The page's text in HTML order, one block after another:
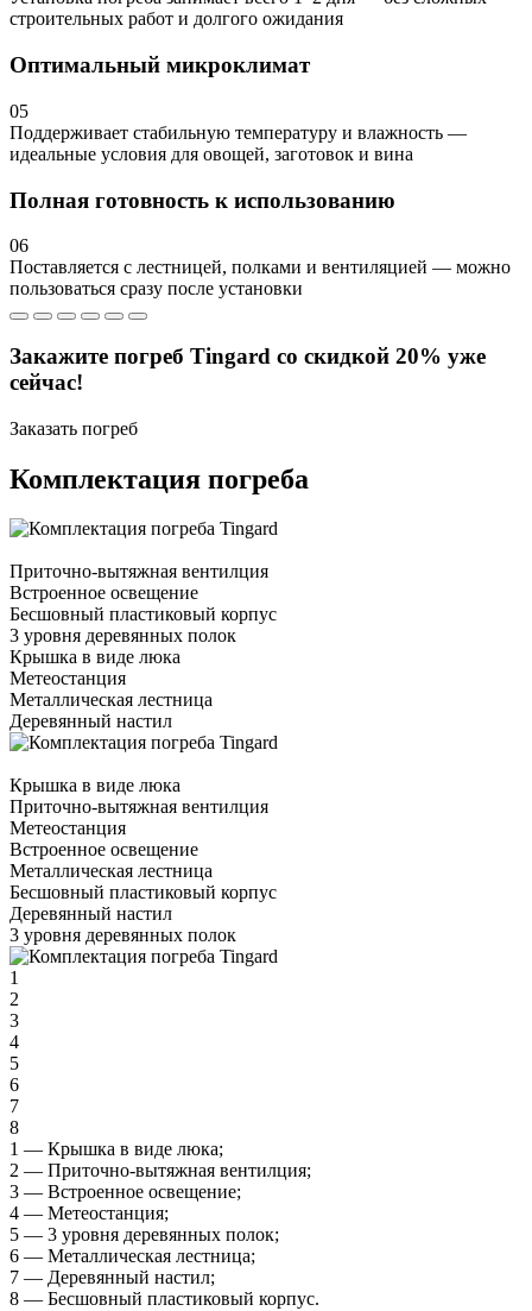
строительных работ и долгого ожидания
Оптимальный микроклимат
05
Поддерживает стабильную температуру и влажность —
идеальные условия для овощей, заготовок и вина
Полная готовность к использованию
06
Поставляется с лестницей, полками и вентиляцией — можно
пользоваться сразу после установки
Закажите погреб Tingard со скидкой 20% уже
сейчас!
Заказать погреб
Комплектация погреба
Приточно-вытяжная вентилция
Встроенное освещение
Бесшовный пластиковый корпус
3 уровня деревянных полок
Крышка в виде люка
Метеостанция
Металлическая лестница
Деревянный настил
Крышка в виде люка
Приточно-вытяжная вентилция
Метеостанция
Встроенное освещение
Металлическая лестница
Бесшовный пластиковый корпус
Деревянный настил
3 уровня деревянных полок
1
2
3
4
5
6
7
8
1 — Крышка в виде люка;
2 — Приточно-вытяжная вентилция;
3 — Встроенное освещение;
4 — Метеостанция;
5 — 3 уровня деревянных полок;
6 — Металлическая лестница;
7 — Деревянный настил;
8 — Бесшовный пластиковый корпус.